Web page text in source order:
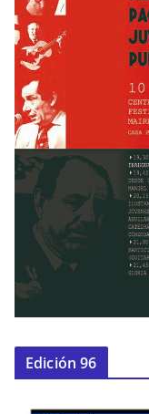
Edición 96